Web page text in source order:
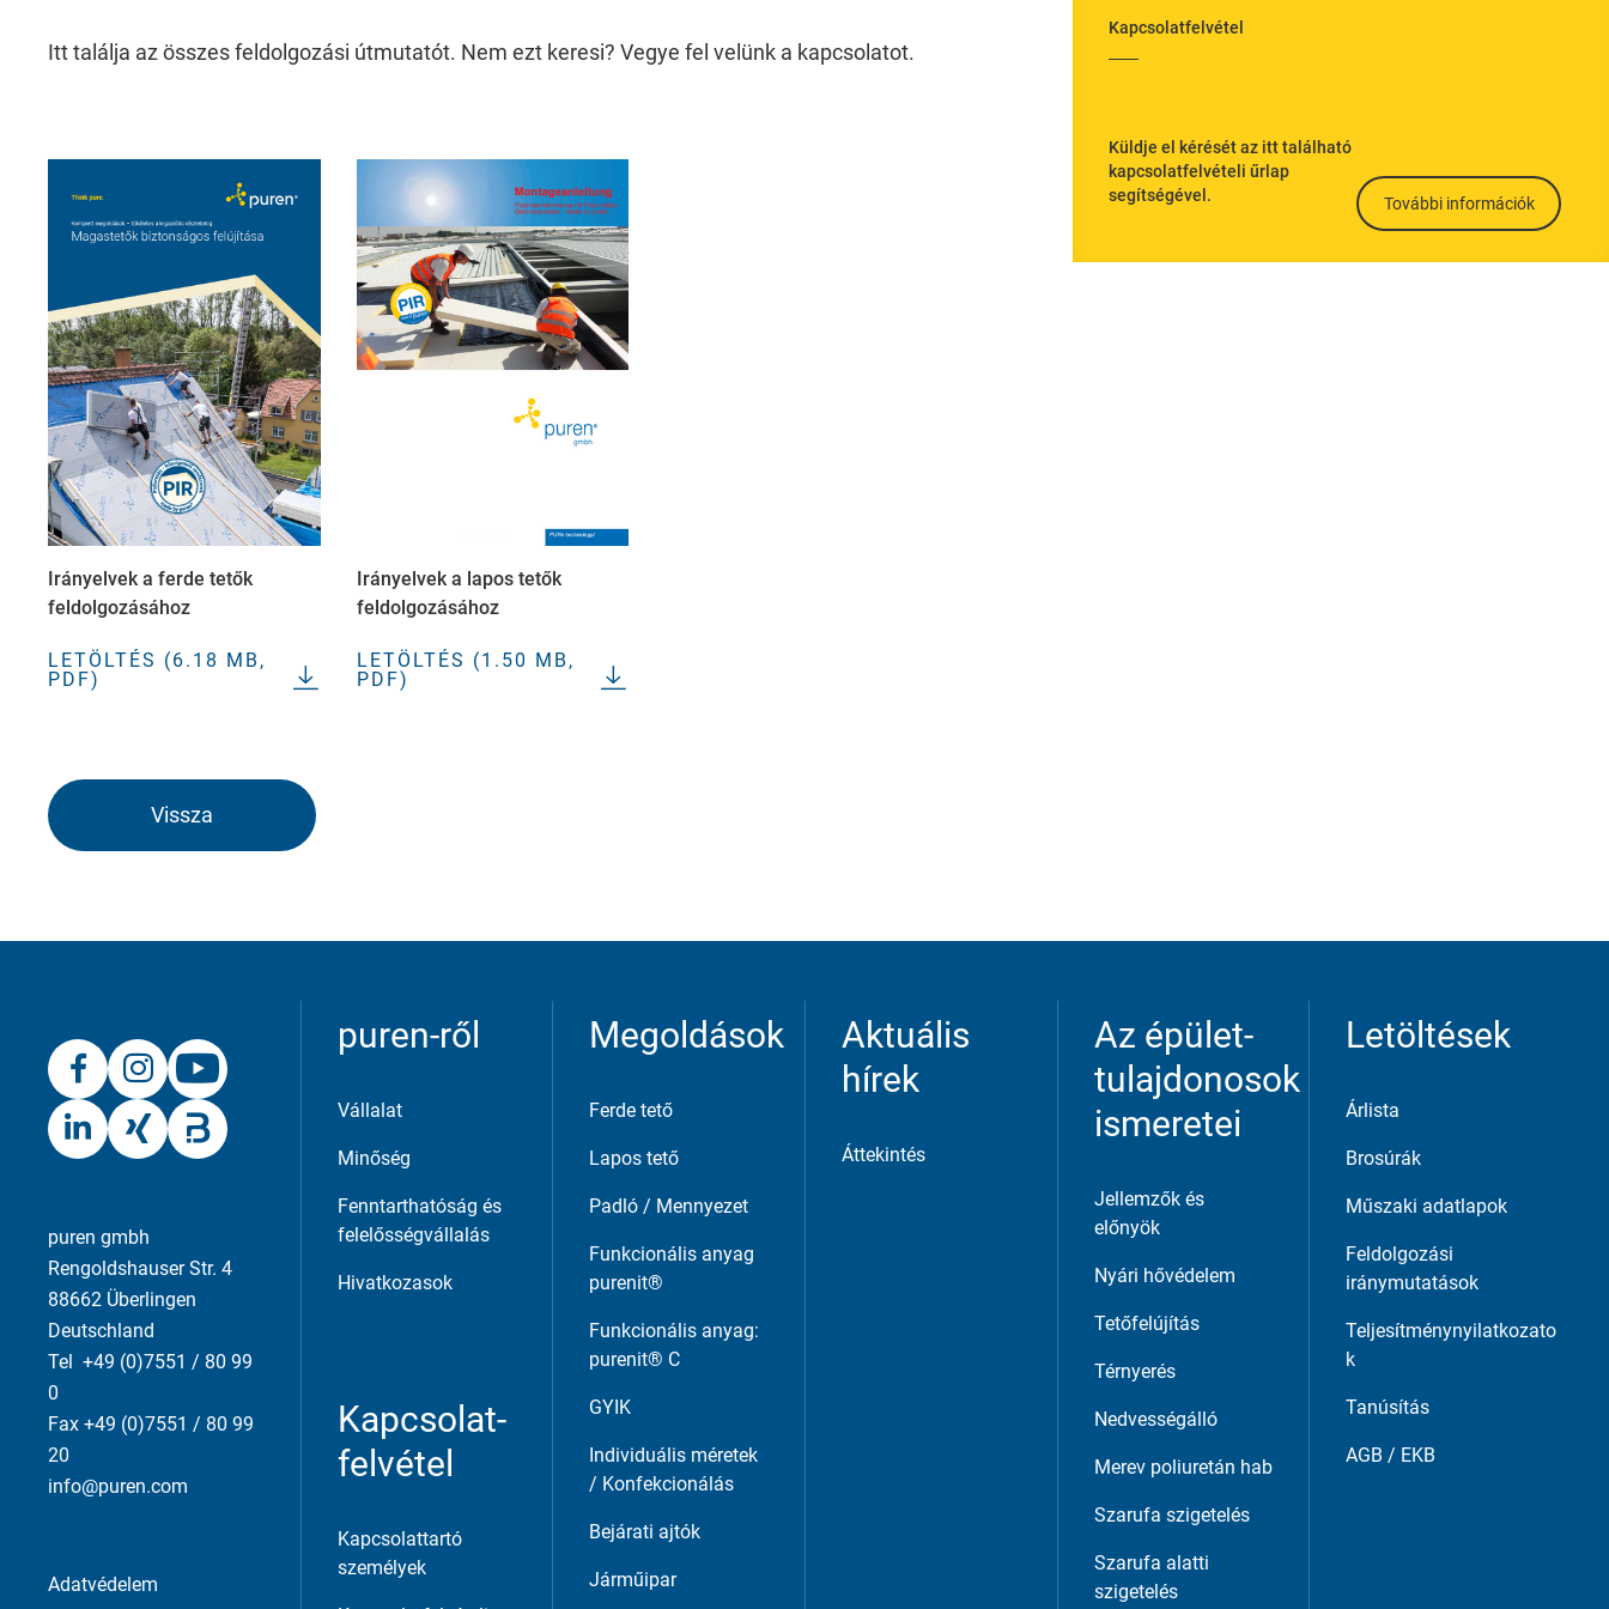
Itt találja az összes feldolgozási útmutatót. Nem ezt keresi? Vegye fel velünk a kapcsolatot.
Irányelvek a ferde tetők
feldolgozásához
LETÖLTÉS (6.18 MB,
PDF)
Irányelvek a lapos tetők
feldolgozásához
LETÖLTÉS (1.50 MB,
PDF)
Vissza
Kapcsolatfelvétel
Küldje el kérését az itt található
kapcsolatfelvételi űrlap
segítségével.
További információk
puren gmbh
Rengoldshauser Str. 4
88662 Überlingen
Deutschland
Tel +49 (0)7551 / 80 99
0
Fax +49 (0)7551 / 80 99
20
info@puren.com
Adatvédelem
puren-ről
Vállalat
Minőség
Fenntarthatóság és
felelősségvállalás
Hivatkozasok
Kapcsolat-
felvétel
Kapcsolattartó
személyek
Megoldások
Ferde tető
Lapos tető
Padló / Mennyezet
Funkcionális anyag
purenit®
Funkcionális anyag:
purenit® C
GYIK
Individuális méretek
/ Konfekcionálás
Bejárati ajtók
Járműipar
Aktuális
hírek
Áttekintés
Az épület­
tulajdonosok
ismeretei
Jellemzők és
előnyök
Nyári hővédelem
Tetőfelújítás
Térnyerés
Nedvességálló
Merev poliuretán hab
Szarufa szigetelés
Szarufa alatti
szigetelés
Letöltések
Árlista
Brosúrák
Műszaki adatlapok
Feldolgozási
iránymutatások
Teljesítménynyilatkozato
k
Tanúsítás
AGB / EKB
Ezek a weboldal alapvető funkcióihoz szükségesek, és segítenek abban, hogy weboldalunk használható legyen, valamint lehetővé teszik a
External Content
Includes resources that make external content available on the website. Such as YouTube, Instagram or similar providers.
Consent Information
Elfogadom Mentés Elutasítás